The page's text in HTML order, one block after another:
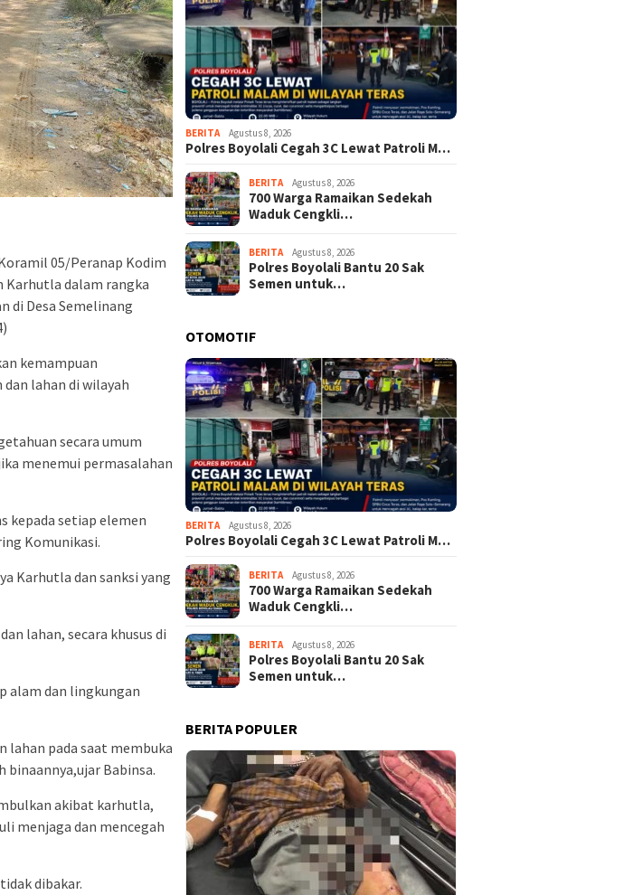
05/Peranap Kodim
Karhutla dalam rangka
di Desa Semelinang
kemampuan
lahan di wilayah
secara umum
menemui permasalahan
kepada setiap elemen
Komunikasi.
Karhutla dan sanksi yang
lahan, secara khusus di
alam dan lingkungan
lahan pada saat membuka
binaannya,ujar Babinsa.
akibat karhutla,
menjaga dan mencegah
dibakar.
BERITA Agustus 8, 2026
Polres Boyolali Cegah 3C Lewat Patroli M…
BERITA Agustus 8, 2026
700 Warga Ramaikan Sedekah
Waduk Cengkli…
BERITA Agustus 8, 2026
Polres Boyolali Bantu 20 Sak
Semen untuk…
OTOMOTIF
BERITA Agustus 8, 2026
Polres Boyolali Cegah 3C Lewat Patroli M…
BERITA Agustus 8, 2026
700 Warga Ramaikan Sedekah
Waduk Cengkli…
BERITA Agustus 8, 2026
Polres Boyolali Bantu 20 Sak
Semen untuk…
BERITA POPULER